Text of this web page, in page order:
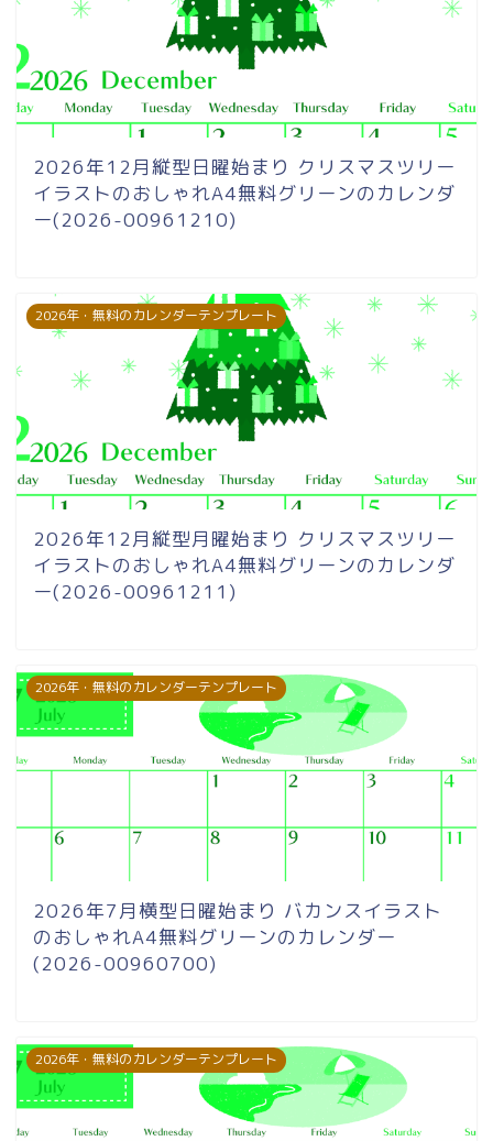
2026年12月縦型日曜始まり クリスマスツリー
イラストのおしゃれA4無料グリーンのカレンダ
ー(2026-00961210)
2026年・無料のカレンダーテンプレート
2026年12月縦型月曜始まり クリスマスツリー
イラストのおしゃれA4無料グリーンのカレンダ
ー(2026-00961211)
2026年・無料のカレンダーテンプレート
2026年7月横型日曜始まり バカンスイラスト
のおしゃれA4無料グリーンのカレンダー
(2026-00960700)
2026年・無料のカレンダーテンプレート